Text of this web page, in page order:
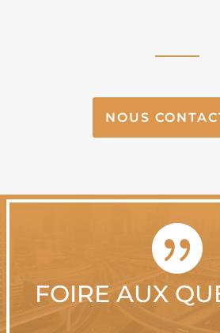
NOUS

FOIRE AUX